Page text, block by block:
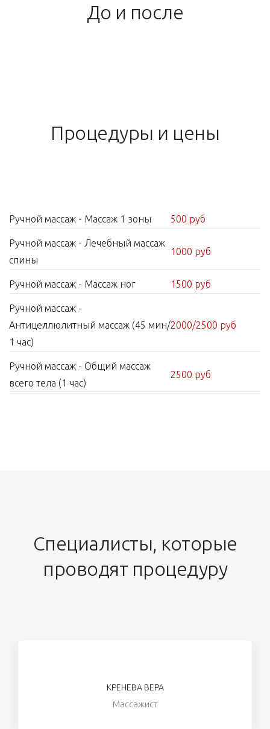
До и после
Процедуры и цены
Ручной массаж - Массаж 1 зоны 500 руб
Ручной массаж - Лечебный массаж
спины
1000 руб
Ручной массаж - Массаж ног 1500 руб
Ручной массаж -
Антицеллюлитный массаж (45 мин/
1 час)
2000/2500 руб
Ручной массаж - Общий массаж
всего тела (1 час)
2500 руб
Специалисты, которые
проводят процедуру
КРЕНЕВА ВЕРА
Массажист